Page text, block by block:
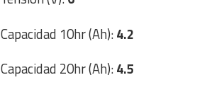
Capacidad 10hr (Ah):4.2
Capacidad 20hr (Ah):4.5